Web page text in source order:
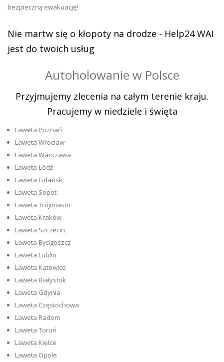
bezpieczną ewakuację!
Nie martw się o kłopoty na drodze - Help24 WAI
jest do twoich usług
Autoholowanie w Polsce
Przyjmujemy zlecenia na całym terenie kraju.
Pracujemy w niedziele i święta
Laweta Poznań
Laweta Wrocław
Laweta Warszawa
Laweta Łódź
Laweta Gdańsk
Laweta Sopot
Laweta Trójmiasto
Laweta Kraków
Laweta Szczecin
Laweta Bydgoszcz
Laweta Lublin
Laweta Katowice
Laweta Białystok
Laweta Gdynia
Laweta Częstochowa
Laweta Radom
Laweta Toruń
Laweta Kielce
Laweta Opole